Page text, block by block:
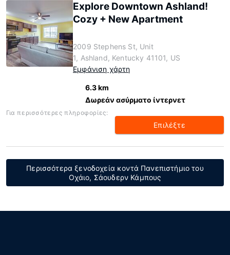
Explore Downtown Ashland!
Cozy + New Apartment
2009 Stephens St, Unit
1, Ashland, Kentucky 41101, US
Εμφάνιση χάρτη
6.3 km
Δωρεάν ασύρματο ίντερνετ
Για περισσότερες πληροφορίες:
Επιλέξτε
Περισσότερα ξενοδοχεία κοντά Πανεπιστήμιο του
Οχάιο, Σάουδερν Κάμπους